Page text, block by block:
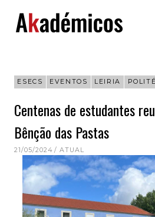
content
ESECS EVENTOS LEIRIA
Centenas de estudantes
Bênção das Pastas
21/05/2024 ATUAL